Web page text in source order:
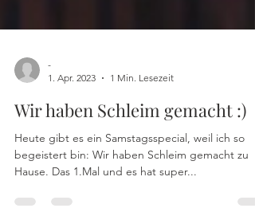
1. Apr. 2023
1 Min. Lesezeit
Wir haben Schleim gemacht :)
Heute gibt es ein Samstagsspecial, weil ich so
begeistert bin: Wir haben Schleim gemacht zu
Hause. Das 1.Mal und es hat super...